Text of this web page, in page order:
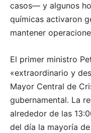
casos— y algunos
químicas activaron
mantener
El primer ministro
«extraordinario y
Mayor Central de
gubernamental. La
alrededor de las
del día la mayoría